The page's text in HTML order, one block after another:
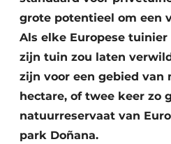
grote potentieel om een
Als elke Europese tuinier
zijn tuin zou laten
zijn voor een gebied van
hectare, of twee keer zo
natuurreservaat van
park Doñana.